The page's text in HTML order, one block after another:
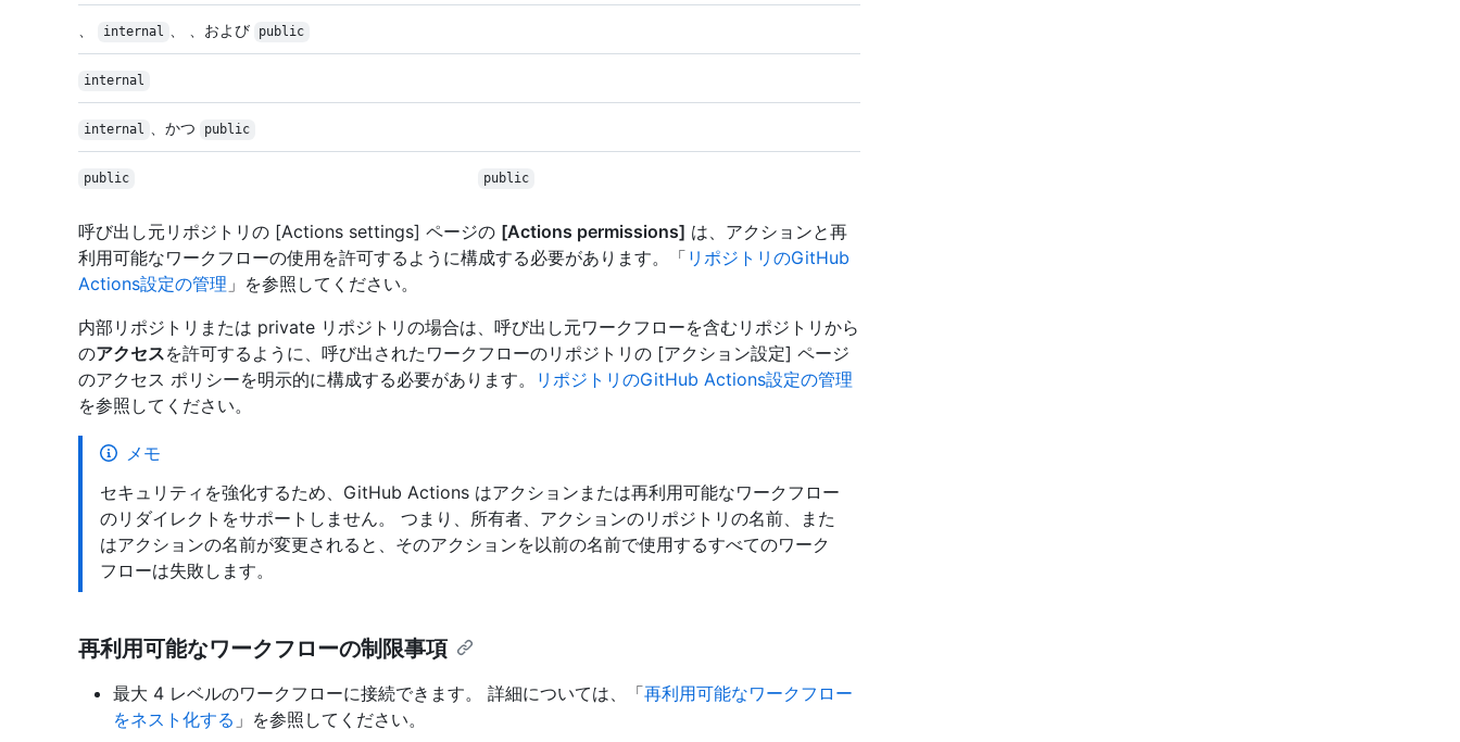
internal 、 、および public
internal
internal 、かつ public
public public
呼び出し元リポジトリの [Actions settings] ページの [Actions permissions] は、アクションと再
利用可能なワークフローの使用を許可するように構成する必要があります。「 リポジトリのGitHub
Actions設定の管理 」を参照してください。
内部リポジトリまたは private リポジトリの場合は、呼び出し元ワークフローを含むリポジトリから
のアクセスを許可するように、呼び出されたワークフローのリポジトリの [アクション設定] ページ
のアクセス ポリシーを明示的に構成する必要があります。
リポジトリのGitHub Actions設定の管理
を参照してください。
メモ
セキュリティを強化するため、GitHub Actions はアクションまたは再利用可能なワークフロー
のリダイレクトをサポートしません。 つまり、所有者、アクションのリポジトリの名前、また
はアクションの名前が変更されると、そのアクションを以前の名前で使用するすべてのワーク
フローは失敗します。
再利用可能なワークフローの制限事項
最大 4 レベルのワークフローに接続できます。 詳細については、「再利用可能なワークフロー
をネスト化する 」を参照してください。